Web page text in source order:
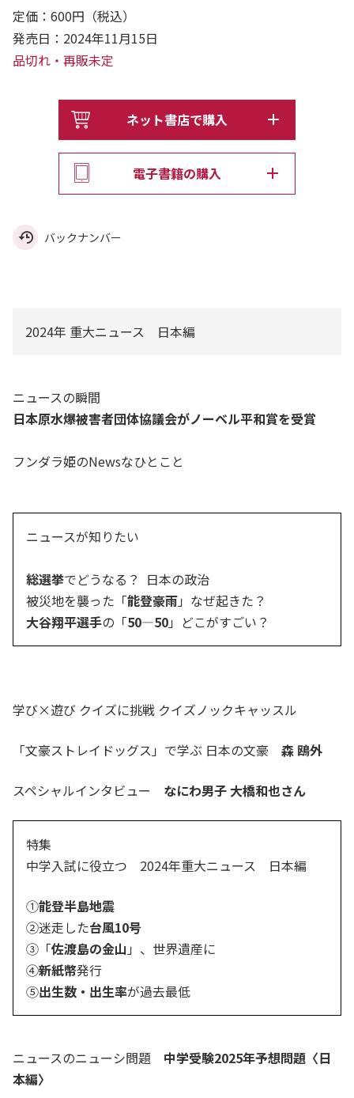
定価：600円（税込）
発売日：2024年11月15日
品切れ・再販未定
ネット書店で購入
電子書籍の購入
バックナンバー
2024年 重大ニュース 日本編
ニュースの瞬間
日本原水爆被害者団体協議会がノーベル平和賞を受賞
フンダラ姫のNewsなひとこと
ニュースが知りたい
総選挙でどうなる？ 日本の政治
被災地を襲った「能登豪雨」なぜ起きた？
大谷翔平選手の「50―50」どこがすごい？
学び×遊び クイズに挑戦 クイズノックキャッスル
「文豪ストレイドッグス」で学ぶ 日本の文豪 森 鴎外
スペシャルインタビュー なにわ男子 大橋和也さん
特集
中学入試に役立つ 2024年重大ニュース 日本編
①能登半島地震
②迷走した台風10号
③「佐渡島の金山 」、世界遺産に
④新紙幣発行
⑤出生数・出生率が過去最低
ニュースのニューシ問題 中学受験2025年予想問題〈日
本編〉